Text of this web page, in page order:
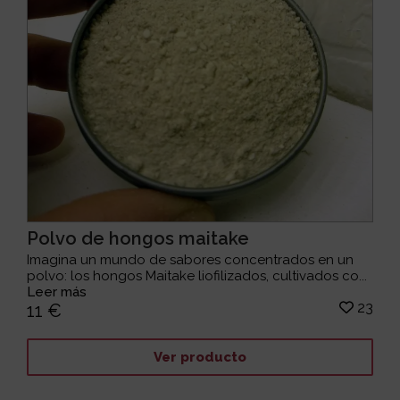
Polvo de hongos maitake
Imagina un mundo de sabores concentrados en un
polvo: los hongos Maitake liofilizados, cultivados co...
Leer más
11 € 23
Ver producto